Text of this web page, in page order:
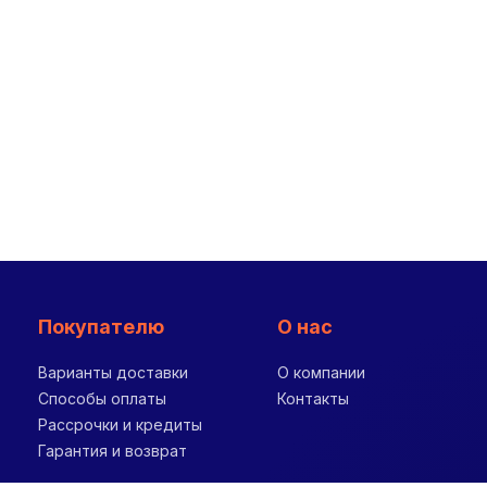
Покупателю
Варианты доставки
Способы оплаты
Рассрочки и кредиты
Гарантия и возврат
О нас
О компании
Контакты